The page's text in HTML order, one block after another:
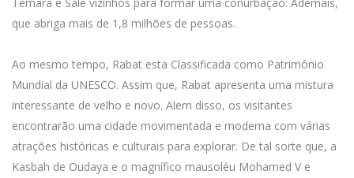
que abriga mais de 1,8 milhões de pessoas.
Ao mesmo tempo, Rabat esta Classificada como Patrimônio
Mundial da UNESCO. Assim que, Rabat apresenta uma mistura
interessante de velho e novo. Alem disso, os visitantes
encontrarão uma cidade movimentada e moderna com várias
atrações históricas e culturais para explorar. De tal sorte que, a
Kasbah de Oudaya e o magnífico mausoléu Mohamed V e